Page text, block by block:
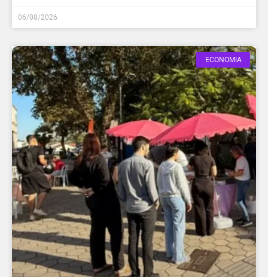
06/08/2026
ECONOMIA